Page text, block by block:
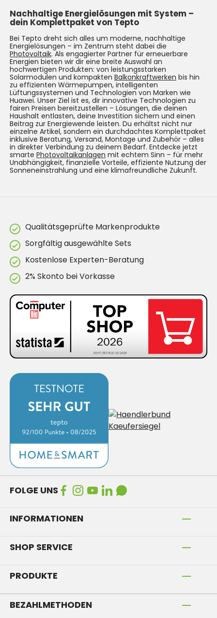
Nachhaltige Energielösungen mit System –
dein Komplettpaket von Tepto
Bei Tepto dreht sich alles um moderne, nachhaltige
Energielösungen – im Zentrum steht dabei die
Photovoltaik. Als engagierter Partner für erneuerbare
Energien bieten wir dir eine breite Auswahl an
hochwertigen Produkten: von leistungsstarken
Solarmodulen und kompakten Balkonkraftwerken bis hin
zu effizienten Wärmepumpen, intelligenten
Lüftungssystemen und Technologien von Marken wie
Huawei. Unser Ziel ist es, dir innovative Technologien zu
fairen Preisen bereitzustellen – Lösungen, die deinen
Haushalt entlasten, deine Investition sichern und einen
Beitrag zur Energiewende leisten. Du erhältst nicht nur
einzelne Artikel, sondern ein durchdachtes Komplettpaket
inklusive Beratung, Versand, Montage und Zubehör – alles
in direkter Verbindung zu deinem Bedarf. Entdecke jetzt
smarte Photovoltaikanlagen mit echtem Sinn – für mehr
Unabhängigkeit, finanzielle Vorteile, effiziente Nutzung der
Sonneneinstrahlung und eine klimafreundliche Zukunft.
Qualitätsgeprüfte Markenprodukte
Sorgfältig ausgewählte Sets
Kostenlose Experten-Beratung
2% Skonto bei Vorkasse
FOLGE UNS
INFORMATIONEN
SHOP SERVICE
PRODUKTE
BEZAHLMETHODEN